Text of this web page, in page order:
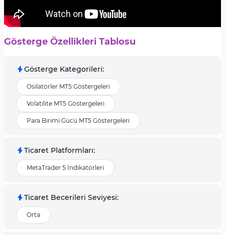
Gösterge Özellikleri Tablosu
Gösterge Kategorileri:
Osilatörler MT5 Göstergeleri
Volatilite MT5 Göstergeleri
Para Birimi Gücü MT5 Göstergeleri
Ticaret Platformları:
MetaTrader 5 İndikatörleri
Ticaret Becerileri Seviyesi:
Orta